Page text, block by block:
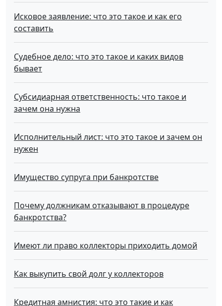
Исковое заявление: что это такое и как его
составить
Судебное дело: что это такое и каких видов
бывает
Субсидиарная ответственность: что такое и
зачем она нужна
Исполнительный лист: что это такое и зачем он
нужен
Имущество супруга при банкротстве
Почему должникам отказывают в процедуре
банкротства?
Имеют ли право коллекторы приходить домой
Как выкупить свой долг у коллекторов
Кредитная амнистия: что это такие и как